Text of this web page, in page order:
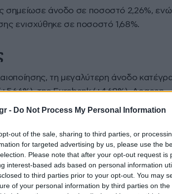
- Do Not Process My Personal Information
out of the sale, sharing to third parties, or
for targeted advertising by us, please use the
Please note that after your opt-out request is
interest-based ads based on personal information
to third parties prior to your opt-out. You may
of your personal information by third parties on the
σημείωσε άνοδο σε ποσοστό 2,26%,
ενισχύθηκε σε ποσοστό 1,68%.
τη μεγαλύτερη άνοδο
της Eurobank (+4,69%), Aegean
της Πειραιώς (+2,94%), της Ελλάκτωρ
και της Alpha Bank(+2,58%).
της Autohellas (-4,28%).
η Eurobank και η Alpha Bank
μετοχές, αντιστοίχως.